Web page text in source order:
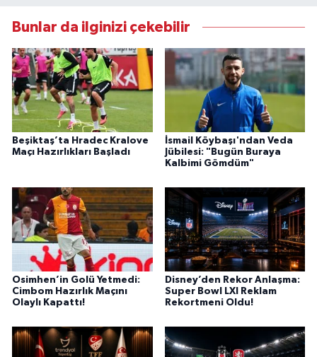
Bunlar da ilginizi çekebilir
Beşiktaş’ta Hradec Kralove
Maçı Hazırlıkları Başladı
İsmail Köybaşı'ndan Veda
Jübilesi: "Bugün Buraya
Kalbimi Gömdüm"
Osimhen’in Golü Yetmedi:
Cimbom Hazırlık Maçını
Olaylı Kapattı!
Disney’den Rekor Anlaşma:
Super Bowl LXI Reklam
Rekortmeni Oldu!